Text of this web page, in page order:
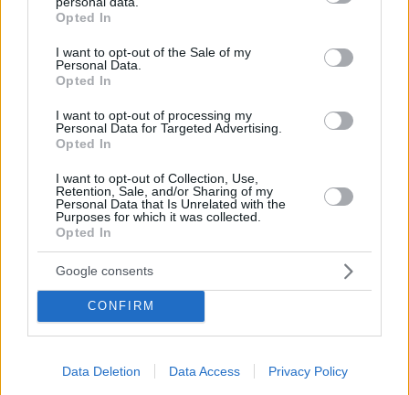
grant or deny consent to Google and its third-party tags to
use your data for below specified purposes in below Google
consent section.
Opted In
I want to opt-out of the Sale of my
Personal Data.
Opted In
I want to opt-out of processing my
Personal Data for Targeted Advertising.
Opted In
I want to opt-out of Collection, Use,
Retention, Sale, and/or Sharing of my
Personal Data that Is Unrelated with the
Purposes for which it was collected.
Opted In
Google consents
CONFIRM
Data Deletion Data Access Privacy Policy
07.02.2025, 02:17
άμα είναι έτσι εδώ είμαι κι εγώ Μέγκαν -άρα
ΑΠΑΝΤΗΣΗ
απάντηση
06.02.2025, 19:03
γαλανομάτης ωραία γονίδια συν πλούσιος . Αμ τί
νομίζατε ότι οι γυναίκες θέλουν μαυροτσούκαλα
παιδοβούβαλα, επείδη κάτι τέτοιους που δεν τους
θέλει κανείς ούτε για δουλειά βλέπετε στις
τσ@ντρες?Πολλώ δε μάλλον οι γυναίκες δεν
γουστάρουν κοιλαράδες φαλακρούς με
αραβογονίδια. Το μόνο αρνητικό του ότι είναι
παλιοχαρακτήρας και ψυχάκιας